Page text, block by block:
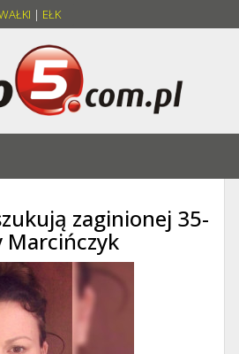
| EŁK
zaginionej 35-
Marcińczyk